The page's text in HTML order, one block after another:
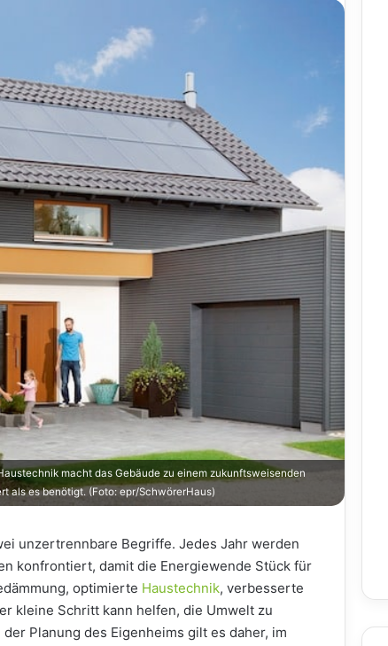
macht das Gebäude zu einem zukunftsweisenden
als es benötigt. (Foto: epr/SchwörerHaus)
unzertrennbare Begriffe. Jedes Jahr werden
konfrontiert, damit die Energiewende Stück für
optimierte Haustechnik, verbesserte
kleine Schritt kann helfen, die Umwelt zu
Planung des Eigenheims gilt es daher, im